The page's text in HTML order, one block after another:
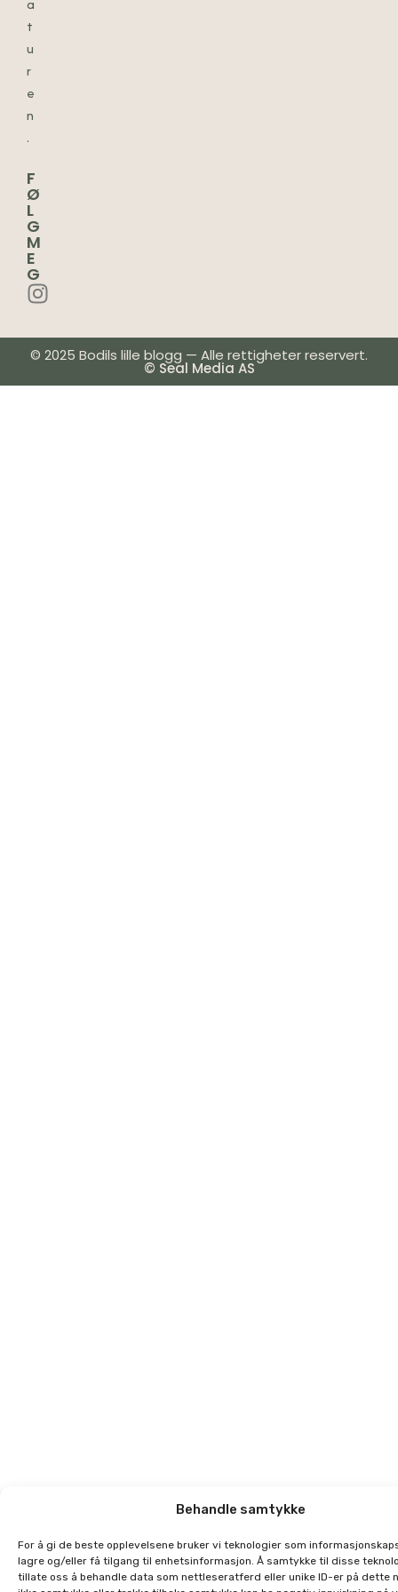
Behandle samtykke
For å gi de beste opplevelsene bruker vi teknologier som
lagre og/eller få tilgang til enhetsinformasjon. Å samtykke til disse
tillate oss å behandle data som nettleseratferd eller unike ID-er på dette
t
u
r
e
n
.
F
Ø
L
G
M
E
G
© 2025 Bodils lille blogg — Alle rettigheter reservert.
© Seal Media AS